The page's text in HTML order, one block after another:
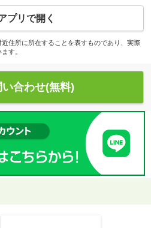
プリで開く
住所に所在することを表すものであり、実際
す。
い合わせ(無料)